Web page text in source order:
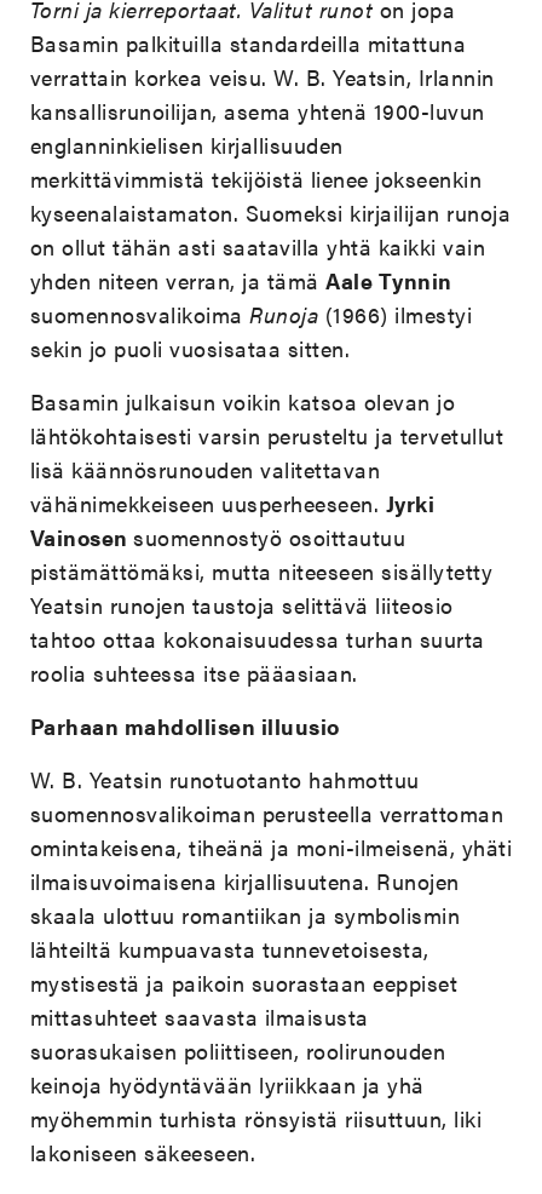
Torni ja kierreportaat. Valitut runot on jopa
Basamin palkituilla standardeilla mitattuna
verrattain korkea veisu. W. B. Yeatsin, Irlannin
kansallisrunoilijan, asema yhtenä 1900-luvun
englanninkielisen kirjallisuuden
merkittävimmistä tekijöistä lienee jokseenkin
kyseenalaistamaton. Suomeksi kirjailijan runoja
on ollut tähän asti saatavilla yhtä kaikki vain
yhden niteen verran, ja tämäAale Tynnin
suomennosvalikoimaRunoja (1966) ilmestyi
sekin jo puoli vuosisataa sitten.
Basamin julkaisun voikin katsoa olevan jo
lähtökohtaisesti varsin perusteltu ja tervetullut
lisä käännösrunouden valitettavan
vähänimekkeiseen uusperheeseen. Jyrki
Vainosensuomennostyö osoittautuu
pistämättömäksi, mutta niteeseen sisällytetty
Yeatsin runojen taustoja selittävä liiteosio
tahtoo ottaa kokonaisuudessa turhan suurta
roolia suhteessa itse pääasiaan.
Parhaan mahdollisen illuusio
W. B. Yeatsin runotuotanto hahmottuu
suomennosvalikoiman perusteella verrattoman
omintakeisena, tiheänä ja moni-ilmeisenä, yhäti
ilmaisuvoimaisena kirjallisuutena. Runojen
skaala ulottuu romantiikan ja symbolismin
lähteiltä kumpuavasta tunnevetoisesta,
mystisestä ja paikoin suorastaan eeppiset
mittasuhteet saavasta ilmaisusta
suorasukaisen poliittiseen, roolirunouden
keinoja hyödyntävään lyriikkaan ja yhä
myöhemmin turhista rönsyistä riisuttuun, liki
lakoniseen säkeeseen.